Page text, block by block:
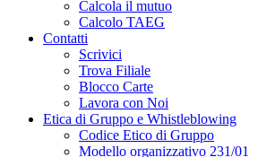
Calcola il mutuo
Calcolo TAEG
Contatti
Scrivici
Trova Filiale
Blocco Carte
Lavora con Noi
Etica di Gruppo e Whistleblowing
Codice Etico di Gruppo
Modello organizzativo 231/01